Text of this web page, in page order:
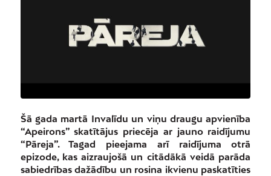
Šā gada martā Invalīdu un viņu draugu apvienība
“Apeirons” skatītājus priecēja ar jauno raidījumu
“Pāreja”. Tagad pieejama arī raidījuma otrā
epizode, kas aizraujošā un citādākā veidā parāda
sabiedrības dažādību un rosina ikvienu paskatīties